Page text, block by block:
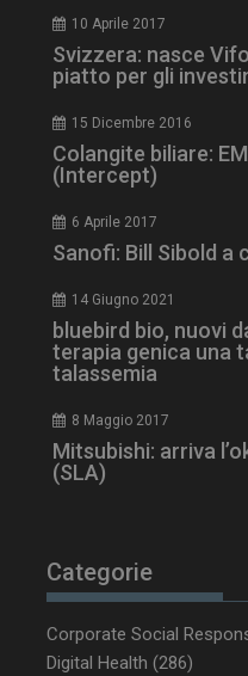
10 Aprile 2017
Svizzera: nasce
piatto per gli
15 Dicembre 2016
Colangite biliare:
(Intercept)
6 Aprile 2017
Sanofi: Bill Sibold a
14 Giugno 2021
bluebird bio, nuovi
terapia genica una
talassemia
8 Maggio 2017
Mitsubishi: arriva
(SLA)
Categorie
Corporate Social
Digital Health (286)
tracking-sites-
ironfish-session-id
ARRAffinity